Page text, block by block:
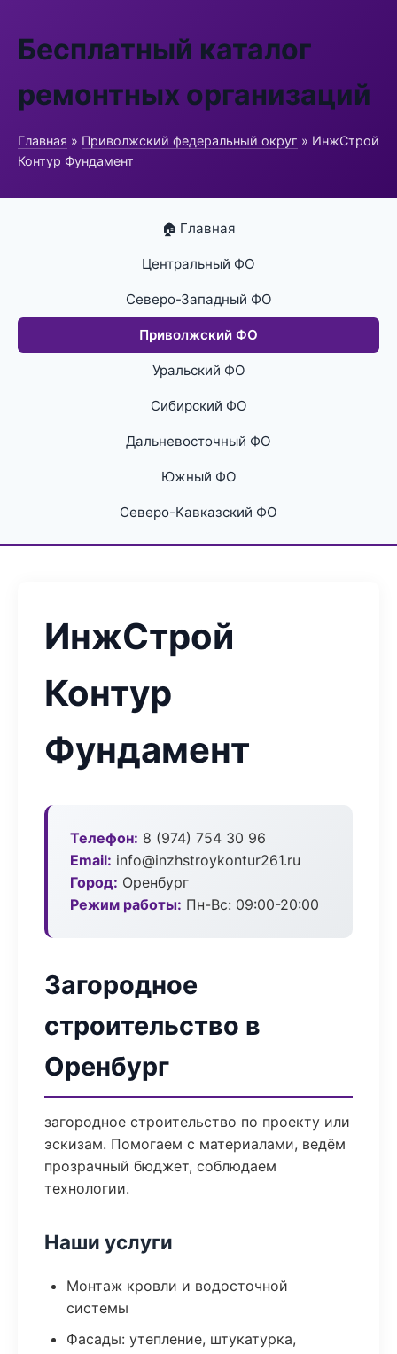
Бесплатный каталог
ремонтных организаций
Главная » Приволжский федеральный округ » ИнжСтрой
Контур Фундамент
🏠 Главная
Центральный ФО
Северо-Западный ФО
Приволжский ФО
Уральский ФО
Сибирский ФО
Дальневосточный ФО
Южный ФО
Северо-Кавказский ФО
ИнжСтрой
Контур
Фундамент
Телефон: 8 (974) 754 30 96
Email: info@inzhstroykontur261.ru
Город: Оренбург
Режим работы: Пн-Вс: 09:00-20:00
Загородное
строительство в
Оренбург
загородное строительство по проекту или
эскизам. Помогаем с материалами, ведём
прозрачный бюджет, соблюдаем
технологии.
Наши услуги
Монтаж кровли и водосточной
системы
Фасады: утепление, штукатурка,